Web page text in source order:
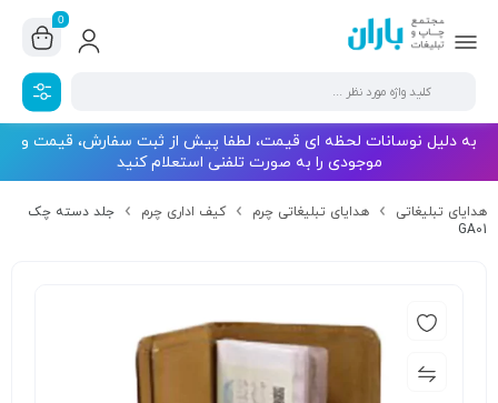
0
به دلیل نوسانات لحظه ای قیمت، لطفا پیش از ثبت سفارش، قیمت و
موجودی را به صورت تلفنی استعلام کنید
هدایای تبلیغاتی هدایای تبلیغاتی چرم کیف اداری چرم
جلد دسته چک
GA01